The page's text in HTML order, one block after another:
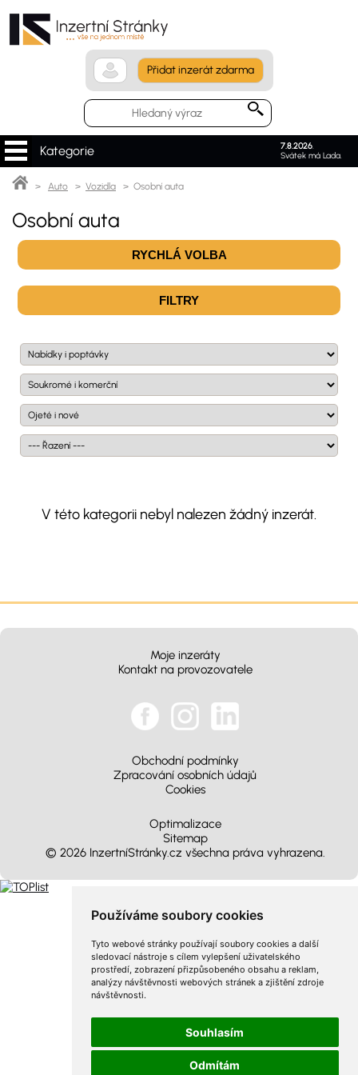
Používáme soubory cookies
Tyto webové stránky používají soubory cookies a další
sledovací nástroje s cílem vylepšení uživatelského
prostředí, zobrazení přizpůsobeného obsahu a reklam,
analýzy návštěvnosti webových stránek a zjištění zdroje
návštěvnosti.
Souhlasím
Odmítám
Přidat inzerát zdarma
7.8.2026.
Svátek má Lada.
Kategorie
> Auto > Vozidla > Osobní auta
Osobní auta
RYCHLÁ VOLBA
FILTRY
V této kategorii nebyl nalezen žádný inzerát.
Moje inzeráty
Kontakt na provozovatele
Obchodní podmínky
Zpracování osobních údajů
Cookies
Optimalizace
Sitemap
© 2026 InzertníStránky.cz všechna práva vyhrazena.